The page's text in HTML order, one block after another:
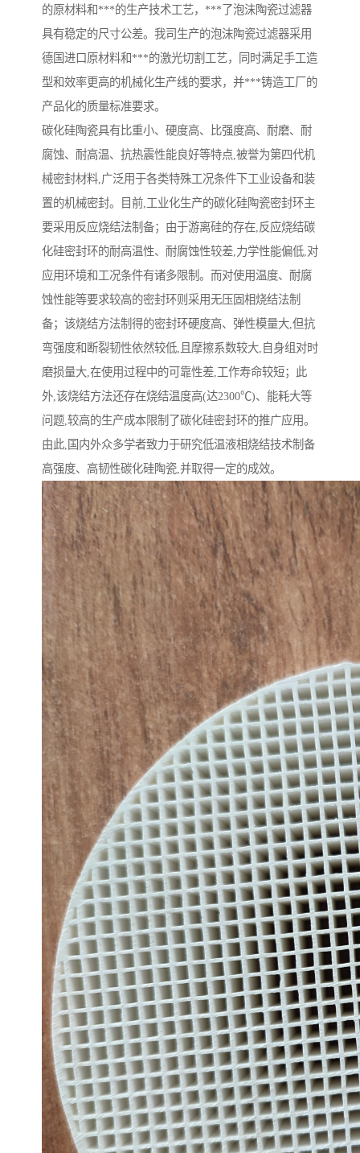
的原材料和***的生产技术工艺，***了泡沫陶瓷过滤器
具有稳定的尺寸公差。我司生产的泡沫陶瓷过滤器采用
德国进口原材料和***的激光切割工艺，同时满足手工造
型和效率更高的机械化生产线的要求，并***铸造工厂的
产品化的质量标准要求。
碳化硅陶瓷具有比重小、硬度高、比强度高、耐磨、耐
腐蚀、耐高温、抗热震性能良好等特点,被誉为第四代机
械密封材料,广泛用于各类特殊工况条件下工业设备和装
置的机械密封。目前,工业化生产的碳化硅陶瓷密封环主
要采用反应烧结法制备；由于游离硅的存在,反应烧结碳
化硅密封环的耐高温性、耐腐蚀性较差,力学性能偏低,对
应用环境和工况条件有诸多限制。而对使用温度、耐腐
蚀性能等要求较高的密封环则采用无压固相烧结法制
备；该烧结方法制得的密封环硬度高、弹性模量大,但抗
弯强度和断裂韧性依然较低,且摩擦系数较大,自身组对时
磨损量大,在使用过程中的可靠性差,工作寿命较短；此
外,该烧结方法还存在烧结温度高(达2300℃)、能耗大等
问题,较高的生产成本限制了碳化硅密封环的推广应用。
由此,国内外众多学者致力于研究低温液相烧结技术制备
高强度、高韧性碳化硅陶瓷,并取得一定的成效。